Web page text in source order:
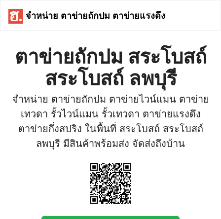
จำหน่าย ตาข่ายถักปม ตาข่ายแรงดึง
ตาข่ายถักปม สระโบสถ์
สระโบสถ์ ลพบุรี
จำหน่าย ตาข่ายถักปม ตาข่ายไวน์แมน ตาข่าย
เทวดา รั้วไวน์แมน รั้วเทวดา ตาข่ายแรงดึง
ตาข่ายกึ่งสปริง ในพื้นที่ สระโบสถ์ สระโบสถ์
ลพบุรี มีสินค้าพร้อมส่ง จัดส่งถึงบ้าน